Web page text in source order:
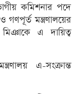
কমিশনার পদে
মন্ত্রণালয়ের
এ দায়িত্ব
এ-সংক্রান্ত